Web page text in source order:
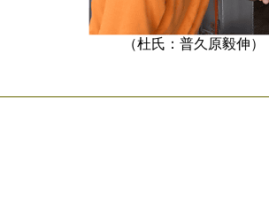
（杜氏：普久原毅伸）